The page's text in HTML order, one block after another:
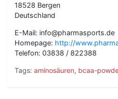
18528 Bergen
Deutschland
E-Mail: info@pharmasports.de
Homepage: http://
Telefon: 03838 / 822388
Tags: aminosäuren, bcaa-